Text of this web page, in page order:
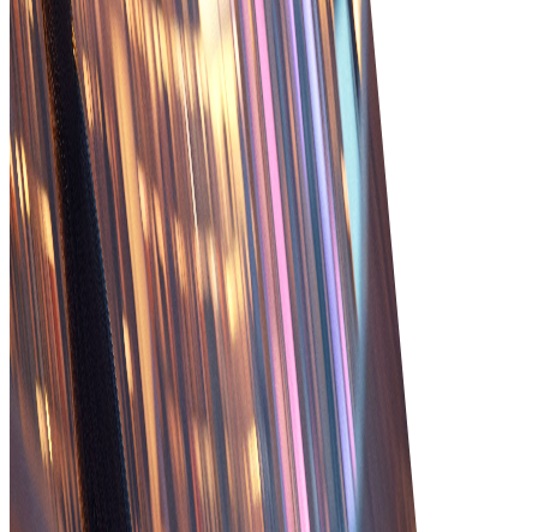
Βελτιωμένη ακρίβεια
Ελαχιστοποιήστε τα λάθη με την αυτοματοποιημένη
καταχώρηση και επεξεργασία παραγγελιών,
οδηγώντας σε μεγαλύτερη ακρίβεια στην εκτέλεση.
Ενισχυμένη ορατότητα
Αποκτήστε ολοκληρωμένη ορατότητα στην
κατάσταση των παραγγελιών, τα επίπεδα
αποθεμάτων και τις αλληλεπιδράσεις με τους
πελάτες για καλύτερη λήψη αποφάσεων.